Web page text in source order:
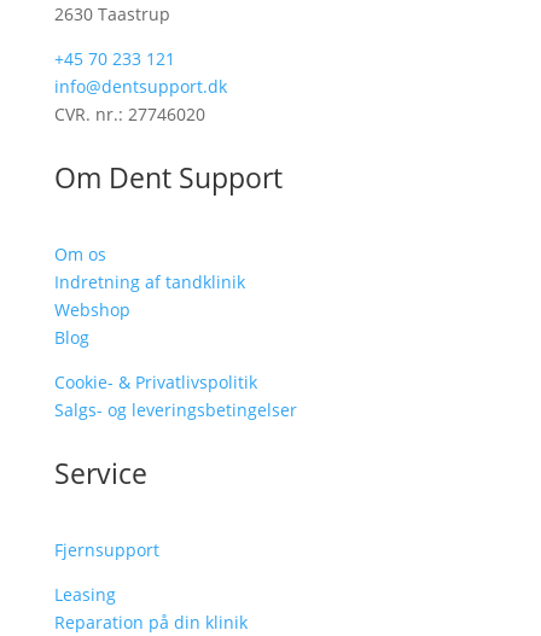
2630 Taastrup
+45 70 233 121
info@dentsupport.dk
CVR. nr.: 27746020
Om Dent Support
Om os
Indretning af tandklinik
Webshop
Blog
Cookie- & Privatlivspolitik
Salgs- og leveringsbetingelser
Service
Fjernsupport
Leasing
Reparation på din klinik